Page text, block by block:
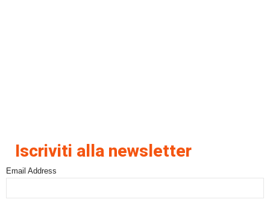
Iscriviti alla newsletter
Email Address